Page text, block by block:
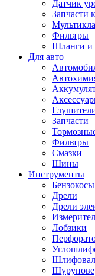
Датчик
Запчасти
Фильтры
Шланги и
Для авто
Запчасти
Фильтры
Смазки
Шины
Инструменты
Бензокосы
Дрели
Дрели
Лобзики